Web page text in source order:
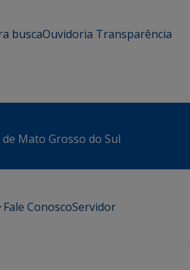
buscaOuvidoria Transparência
de Mato Grosso do Sul
Fale ConoscoServidor